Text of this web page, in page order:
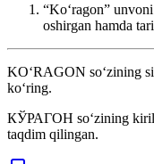
“Ko‘ragon”
oshirgan hamda
KO‘RAGON so‘zining
ko‘ring.
КЎРАГОН so‘zining
taqdim qilingan.